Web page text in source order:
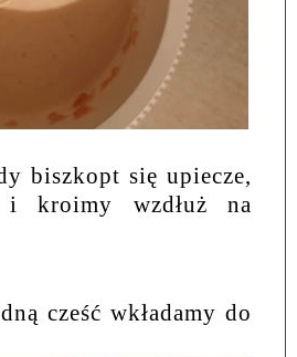
biszkopt się upiecze,
kroimy wzdłuż na
cześć wkładamy do